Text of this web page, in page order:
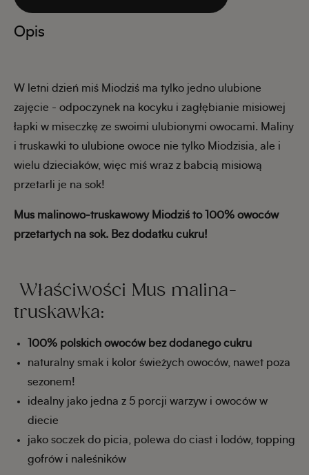
Opis
W letni dzień miś Miodziś ma tylko jedno ulubione
zajęcie - odpoczynek na kocyku i zagłębianie misiowej
łapki w miseczkę ze swoimi ulubionymi owocami. Maliny
i truskawki to ulubione owoce nie tylko Miodzisia, ale i
wielu dzieciaków, więc miś wraz z babcią misiową
przetarli je na sok!
Mus malinowo-truskawowy Miodziś to 100% owoców
przetartych na sok. Bez dodatku cukru!
Właściwości Mus malina-
truskawka:
100% polskich owoców bez dodanego cukru
naturalny smak i kolor świeżych owoców, nawet poza
sezonem!
idealny jako jedna z 5 porcji warzyw i owoców w
diecie
jako soczek do picia, polewa do ciast i lodów, topping
gofrów i naleśników